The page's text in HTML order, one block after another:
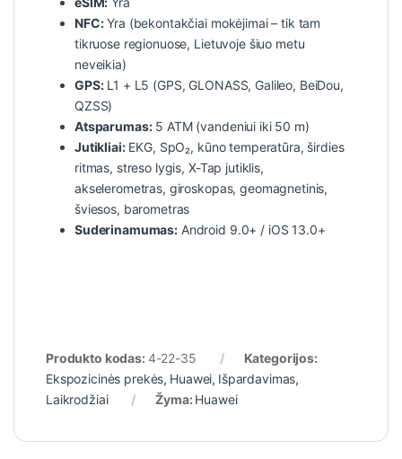
NFC:Yra (bekontakčiai mokėjimai – tik tam
tikruose regionuose, Lietuvoje šiuo metu
neveikia)
GPS:L1 + L5 (GPS, GLONASS, Galileo, BeiDou,
QZSS)
Atsparumas:5 ATM (vandeniui iki 50 m)
Jutikliai:EKG, SpO₂, kūno temperatūra, širdies
ritmas, streso lygis, X-Tap jutiklis,
akselerometras, giroskopas, geomagnetinis,
šviesos, barometras
Suderinamumas: Android 9.0+ / iOS 13.0+
Produkto kodas: 4-22-35
Kategorijos:
Ekspozicinės prekės, Huawei, Išpardavimas,
Laikrodžiai
Žyma: Huawei